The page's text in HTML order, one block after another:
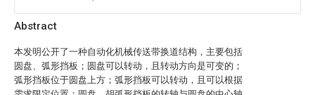
Abstract
本发明公开了一种自动化机械传送带换道结构，主要包括
圆盘、弧形挡板；圆盘可以转动，且转动方向是可变的；
弧形挡板位于圆盘上方；弧形挡板可以转动，且可以根据